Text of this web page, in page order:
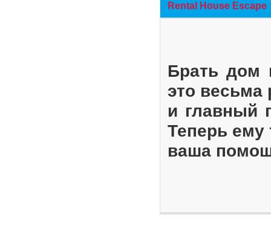
Rental House Escape
Брать дом
это весьма
и главный
Теперь ему
ваша